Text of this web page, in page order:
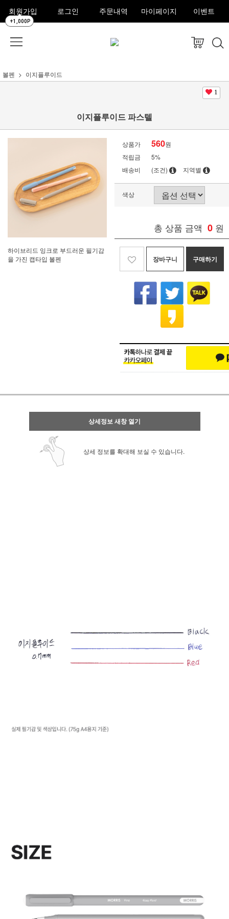
회원가입
+1,000P
로그인 주문내역 마이페이지 이벤트
볼펜 이지플루이드
1
이지플루이드 파스텔
하이브리드 잉크로 부드러운 필기감
을 가진 캡타입 볼펜
상품가 560원
적립금
5%
배송비
(조건) 지역별
색상
총 상품 금액 0 원
장바구니 구매하기
상세정보 새창 열기
상세 정보를 확대해 보실 수 있습니다.